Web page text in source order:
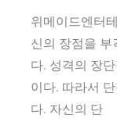
위메이드엔터
신의 장점을 부
다. 성격의 장
이다. 따라서
다. 자신의 단